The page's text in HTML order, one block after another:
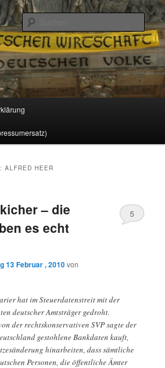
und Gesellschaft
ALFRED HEER
– die
es echt
13 Februar , 2010von
5
hat im Steuerdatenstreit mit der
deutscher Amtsträger gedroht.
der rechtskonservativen SVP sagte der
gestohlene Bankdaten kauft,
hinarbeiten, dass sämtliche
Personen, die öffentliche Ämter